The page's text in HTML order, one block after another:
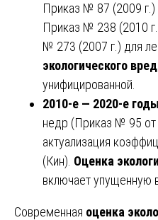
Приказ № 87 (2009 г.)
Приказ № 238 (2010
№ 273 (2007 г.) для
экологического
унифицированной.
2010-е — 2020-е годы
недр (Приказ № 95 от
актуализация
(Кин). Оценка
включает упущенную
Современная оценка